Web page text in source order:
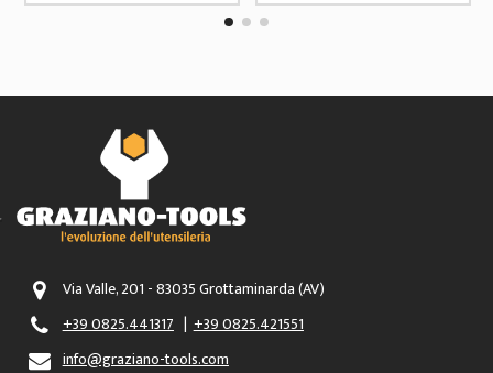
Via Valle, 201 - 83035 Grottaminarda (AV)
+39 0825.441317|+39 0825.421551
info@graziano-tools.com